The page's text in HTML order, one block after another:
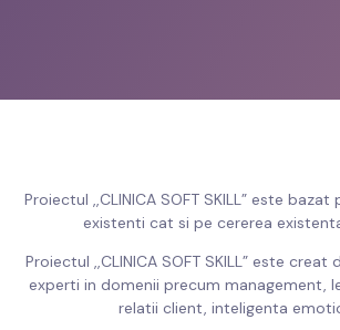
Proiectul ,,CLINICA SOFT SKILL” este
existenti cat si pe cererea
Proiectul ,,CLINICA SOFT SKILL” este
experti in domenii precum management,
relatii client, inteligenta